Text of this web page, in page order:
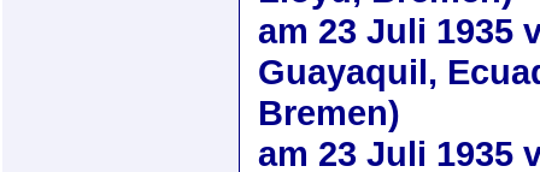
am 23 Juli 1935
Guayaquil,
Bremen)
am 23 Juli 1935